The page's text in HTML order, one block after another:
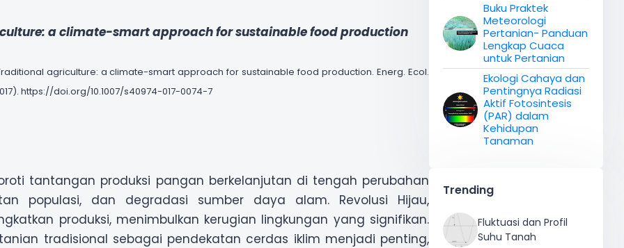
Email
a climate-smart approach for sustainable food production
Traditional agriculture: a climate-smart approach for sustainable food production. Energ. Ecol.
https://doi.org/10.1007/s40974-017-0074-7
tantangan produksi pangan berkelanjutan di tengah perubahan
populasi, dan degradasi sumber daya alam. Revolusi Hijau,
produksi, menimbulkan kerugian lingkungan yang signifikan.
tradisional sebagai pendekatan cerdas iklim menjadi penting,
Buku Praktek
Meteorologi
Pertanian- Panduan
Lengkap Cuaca
untuk Pertanian
Ekologi Cahaya dan
Pentingnya Radiasi
Aktif Fotosintesis
(PAR) dalam
Kehidupan
Tanaman
Trending
Fluktuasi dan Profil
Suhu Tanah